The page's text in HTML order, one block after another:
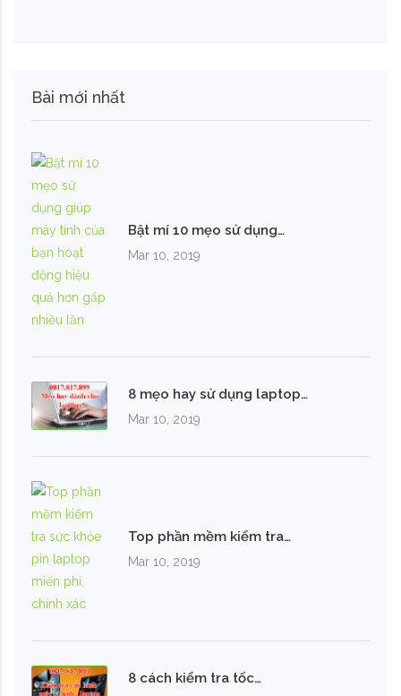
Bài mới nhất
Bật mí 10 mẹo sử dụng…
Mar 10, 2019
8 mẹo hay sử dụng laptop…
Mar 10, 2019
Top phần mềm kiểm tra…
Mar 10, 2019
8 cách kiểm tra tốc…